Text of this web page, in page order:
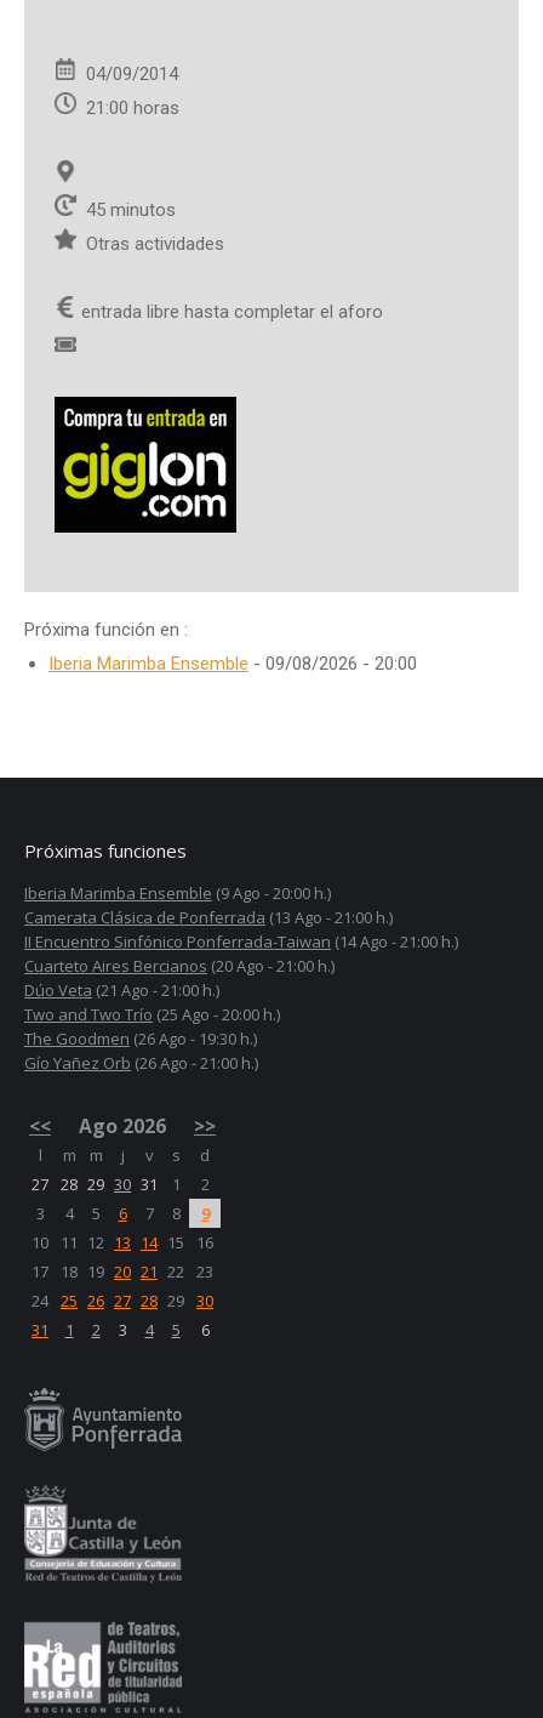
04/09/2014
21:00 horas
45 minutos
Otras actividades
entrada libre hasta completar el aforo
Próxima función en :
Iberia Marimba Ensemble - 09/08/2026 - 20:00
Próximas funciones
Iberia Marimba Ensemble (9 Ago - 20:00 h.)
Camerata Clásica de Ponferrada (13 Ago - 21:00 h.)
II Encuentro Sinfónico Ponferrada-Taiwan (14 Ago - 21:00 h.)
Cuarteto Aires Bercianos (20 Ago - 21:00 h.)
Dúo Veta (21 Ago - 21:00 h.)
Two and Two Trío (25 Ago - 20:00 h.)
The Goodmen (26 Ago - 19:30 h.)
Gío Yañez Orb (26 Ago - 21:00 h.)
<< Ago 2026 >>
l m m j v s
d
27 28 29 30 31 1
2
3
4 5 6 7 8
9
10
11 12 13 14 15
16
17
18 19 20 21 22 23
24 25 26 27 28 29 30
31
1 2 3 4 5 6